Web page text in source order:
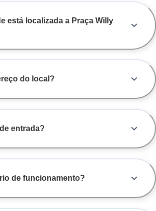
está localizada a Praça Willy
do local?
entrada?
de funcionamento?